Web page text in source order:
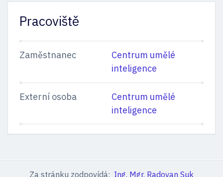
Pracoviště
Zaměstnanec
Centrum umělé
inteligence
Externí osoba
Centrum umělé
inteligence
Za stránku zodpovídá: Ing. Mgr. Radovan Suk